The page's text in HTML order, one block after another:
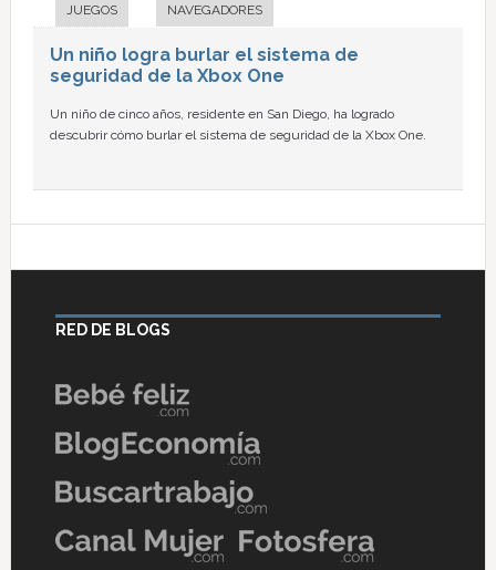
JUEGOS NAVEGADORES
Un niño logra burlar el sistema de
seguridad de la Xbox One
Un niño de cinco años, residente en San Diego, ha logrado
descubrir cómo burlar el sistema de seguridad de la Xbox One.
RED DE BLOGS